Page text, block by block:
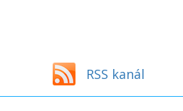
RSS kanál